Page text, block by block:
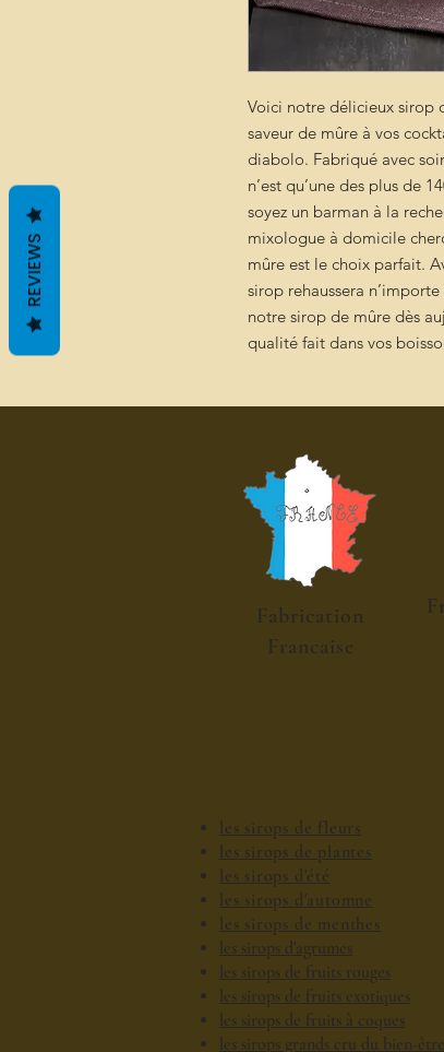
Voici notre délicieux sirop
saveur de mûre à vos
diabolo. Fabriqué avec
n’est qu’une des plus de
soyez un barman à la
mixologue à domicile
mûre est le choix parfait.
sirop rehaussera
notre sirop de mûre dès
qualité fait dans vos
Fabrication
Francaise
les sirops de fleurs
les sirops de plantes
les sirops d'été
les sirops d'automne
les sirops de menthes
les sirops d'agrumes
les sirops de fruits rouges
les sirops de fruits exotiques
les sirops de fruits à coques
les sirops grands cru du bien-être
REVIEWS